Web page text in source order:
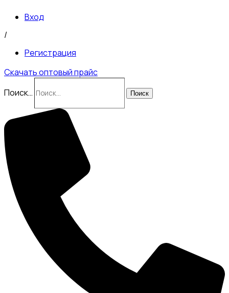
Вход
/
Регистрация
Скачать оптовый прайс
Поиск…
Поиск